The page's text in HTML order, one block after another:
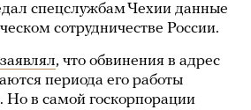
спецслужбам Чехии данные
сотрудничестве России.
, что обвинения в адрес
периода его работы
Но в самой госкорпорации